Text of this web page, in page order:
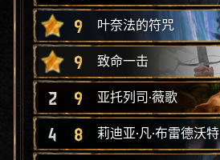
9 叶奈法的符咒
9 致命一击
2 9 亚托列司·薇歌
4 8 莉迪亚·凡·布雷德沃特